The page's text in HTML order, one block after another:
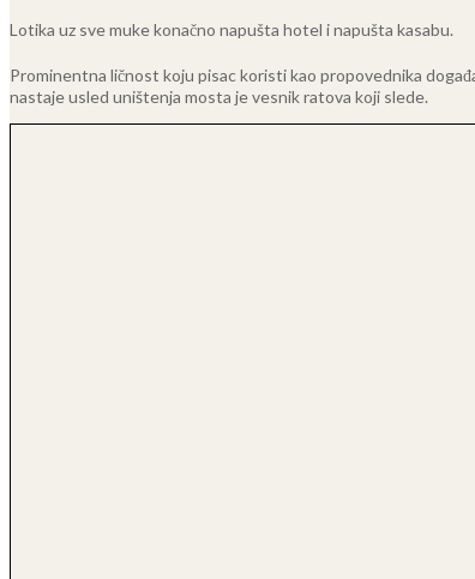
Lotika uz sve muke konačno napušta hotel i napušta kasabu.
Prominentna ličnost koju pisac koristi kao propovednika
nastaje usled uništenja mosta je vesnik ratova koji slede.